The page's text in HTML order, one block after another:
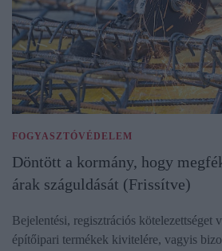
FOGYASZTÓVÉDELEM
Döntött a kormány, hogy
árak száguldását (Frissítve)
Bejelentési, regisztrációs kötelezettséget
építőipari termékek kivitelére, vagyis